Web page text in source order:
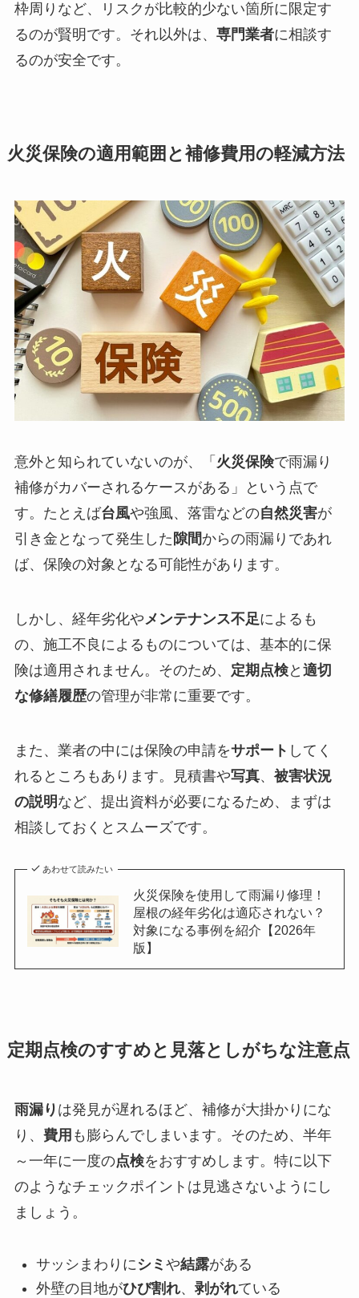
枠周りなど、リスクが比較的少ない箇所に限定す
るのが賢明です。それ以外は、 専門業者に相談す
るのが安全です。
火災保険の適用範囲と補修費用の軽減方法
意外と知られていないのが、「 火災保険で雨漏り
補修がカバーされるケースがある」という点で
す。たとえば台風や強風、落雷などの自然災害が
引き金となって発生した 隙間からの雨漏りであれ
ば、保険の対象となる可能性があります。
しかし、経年劣化やメンテナンス不足によるも
の、施工不良によるものについては、基本的に保
険は適用されません。そのため、 定期点検と 適切
な修繕履歴の管理が非常に重要です。
また、業者の中には保険の申請をサポート してく
れるところもあります。見積書や写真、 被害状況
の説明 など、提出資料が必要になるため、まずは
相談しておくとスムーズです。
あわせて読みたい
火災保険を使用して雨漏り修理！
屋根の経年劣化は適応されない？
対象になる事例を紹介【2026年
版】
定期点検のすすめと見落としがちな注意点
雨漏り は発見が遅れるほど、補修が大掛かりにな
り、 費用 も膨らんでしまいます。そのため、半年
～一年に一度の点検をおすすめします。特に以下
のようなチェックポイントは見逃さないようにし
ましょう。
サッシまわりに シミ や結露がある
外壁の目地がひび割れ、 剥がれている